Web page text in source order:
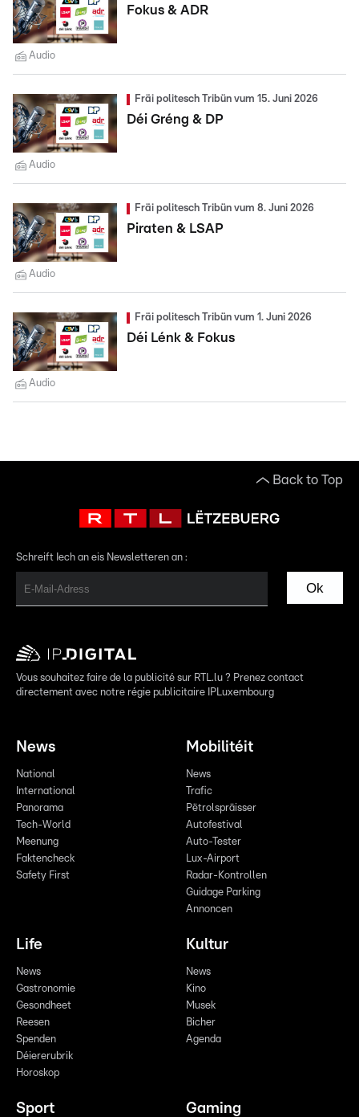
Fokus & ADR
Audio
Fräi politesch Tribün vum 15. Juni 2026
Déi Gréng & DP
Audio
Fräi politesch Tribün vum 8. Juni 2026
Piraten & LSAP
Audio
Fräi politesch Tribün vum 1. Juni 2026
Déi Lénk & Fokus
Audio
Back to Top
Schreift Iech an eis Newsletteren an :
Ok
Vous souhaitez faire de la publicité sur RTL.lu ? Prenez contact
directement avec notre régie publicitaire IPLuxembourg
News
National
International
Panorama
Tech-World
Meenung
Faktencheck
Safety First
Mobilitéit
News
Trafic
Pëtrolspräisser
Autofestival
Auto-Tester
Lux-Airport
Radar-Kontrollen
Guidage Parking
Annoncen
Life
News
Gastronomie
Gesondheet
Reesen
Spenden
Déiererubrik
Horoskop
Kultur
News
Kino
Musek
Bicher
Agenda
Sport Gaming